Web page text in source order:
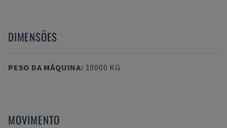
DIMENSÕES
PESO DA MÁQUINA: 10000 KG
MOVIMENTO